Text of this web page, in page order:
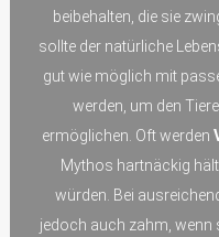
beibehalten, die sie
sollte der natürliche
gut wie möglich mit
werden, um den
ermöglichen. Oft werden
Mythos hartnäckig
würden. Bei
jedoch auch zahm, wenn